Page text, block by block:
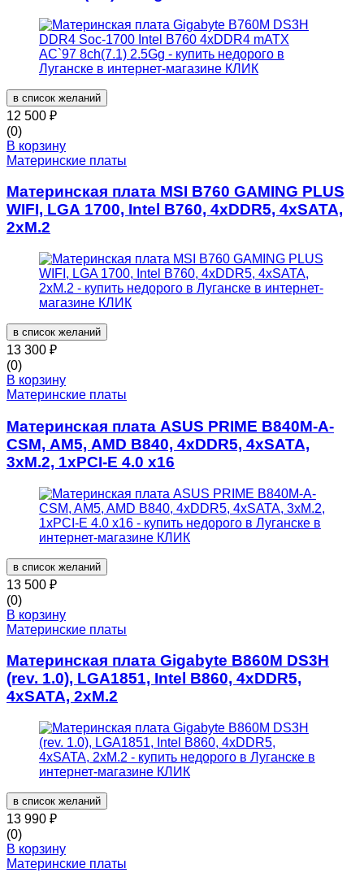
в список желаний
12 500 ₽
(0)
В корзину
Материнские платы
Материнская плата MSI B760 GAMING PLUS
WIFI, LGA 1700, Intel B760, 4xDDR5, 4xSATA,
2xM.2
в список желаний
13 300 ₽
(0)
В корзину
Материнские платы
Материнская плата ASUS PRIME B840M-A-
CSM, AM5, AMD B840, 4xDDR5, 4xSATA,
3xM.2, 1xPCI-E 4.0 x16
в список желаний
13 500 ₽
(0)
В корзину
Материнские платы
Материнская плата Gigabyte B860M DS3H
(rev. 1.0), LGA1851, Intel B860, 4xDDR5,
4xSATA, 2xM.2
в список желаний
13 990 ₽
(0)
В корзину
Материнские платы